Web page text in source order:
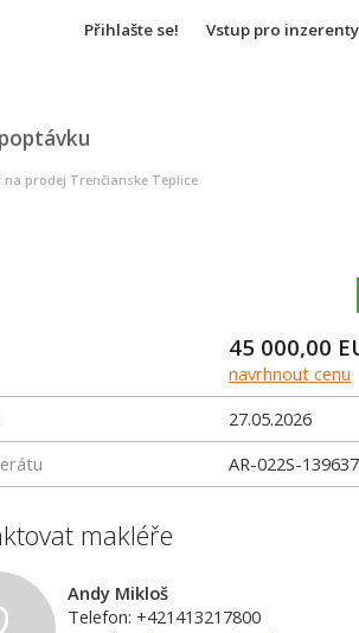
Přihlašte se! Vstup pro inzerenty
na prodej Trenčianske Teplice
45 000,00
navrhnout cenu
27.05.2026
AR-022S-
makléře
Andy Mikloš
Telefon: +421413217800